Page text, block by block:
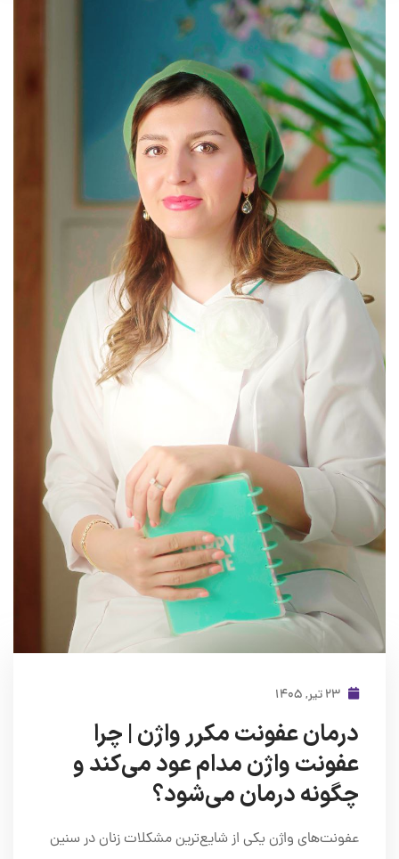
درمان عفونت مکرر واژن | چرا
عفونت واژن مدام عود می‌کند و
چگونه درمان می‌شود؟
عفونت‌های واژن یکی از شایع‌ترین مشکلات زنان در سنین